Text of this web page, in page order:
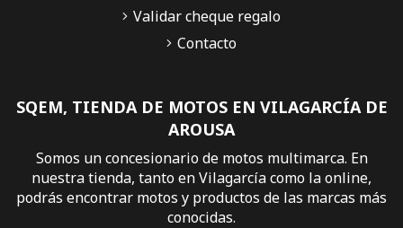
SQEM, TIENDA DE MOTOS EN VILAGARCÍA DE
AROUSA
Somos un concesionario de motos multimarca. En
nuestra tienda, tanto en Vilagarcía como la online,
podrás encontrar motos y productos de las marcas más
conocidas.
Validar cheque regalo
Contacto